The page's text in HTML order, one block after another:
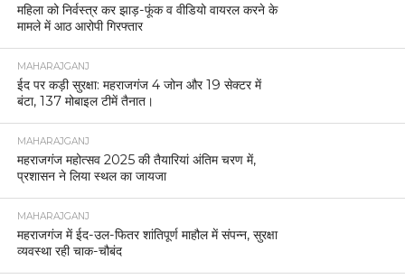
महिला को निर्वस्त्र कर झाड़-फूंक व वीडियो वायरल करने के
मामले में आठ आरोपी गिरफ्तार
MAHARAJGANJ
ईद पर कड़ी सुरक्षा: महराजगंज 4 जोन और 19 सेक्टर में
बंटा, 137 मोबाइल टीमें तैनात।
MAHARAJGANJ
महराजगंज महोत्सव 2025 की तैयारियां अंतिम चरण में,
प्रशासन ने लिया स्थल का जायजा
MAHARAJGANJ
महराजगंज में ईद-उल-फितर शांतिपूर्ण माहौल में संपन्न, सुरक्षा
व्यवस्था रही चाक-चौबंद